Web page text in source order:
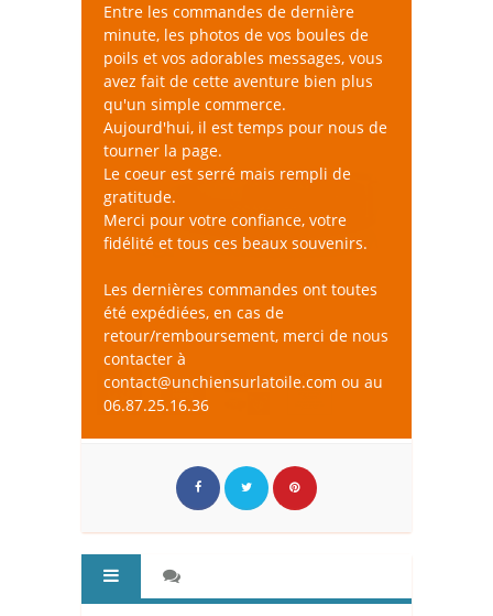
Entre les commandes de dernière
minute, les photos de vos boules de
poils et vos adorables messages, vous
avez fait de cette aventure bien plus
qu'un simple commerce.
Aujourd'hui, il est temps pour nous de
tourner la page.
Le coeur est serré mais rempli de
gratitude.
Merci pour votre confiance, votre
fidélité et tous ces beaux souvenirs.
Les dernières commandes ont toutes
été expédiées, en cas de
retour/remboursement, merci de nous
contacter à
contact@unchiensurlatoile.com ou au
06.87.25.16.36